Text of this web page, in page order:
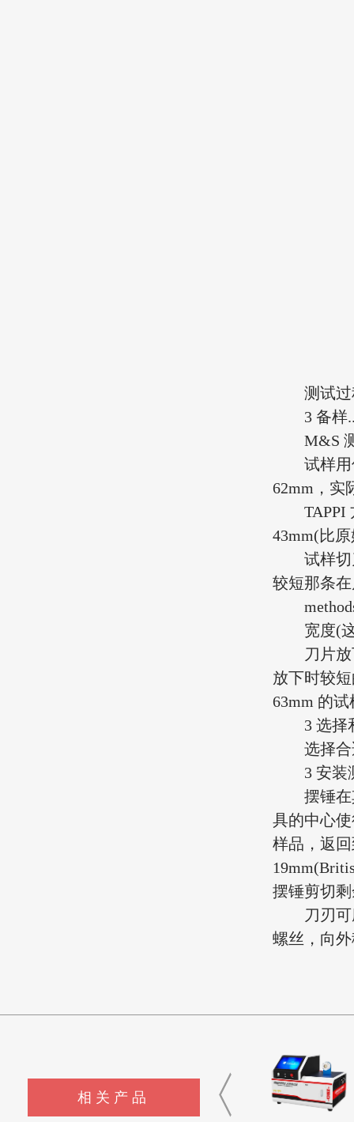
测试过
3 备样
M&S 测
试样用
62mm，实
TAPPI 方
43mm(比
试样切刀
较短那条
methods)
宽度(
刀片放下
放下时较
63mm 的试
3 选择和
选择合
3 安装
摆锤在
具的中心
样品，返
摆锤剪切
刀刃可磨
螺丝，向
相关产品